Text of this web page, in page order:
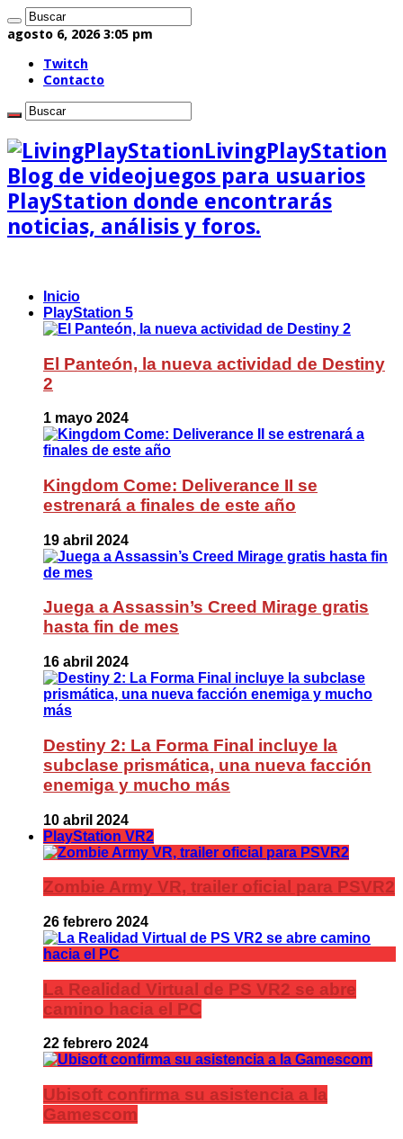
agosto 6, 2026 3:05 pm
Twitch
Contacto
LivingPlayStation
Blog de videojuegos para usuarios
PlayStation donde encontrarás
noticias, análisis y foros.
Inicio
PlayStation 5
El Panteón, la nueva actividad de Destiny
2
1 mayo 2024
Kingdom Come: Deliverance II se
estrenará a finales de este año
19 abril 2024
Juega a Assassin’s Creed Mirage gratis
hasta fin de mes
16 abril 2024
Destiny 2: La Forma Final incluye la
subclase prismática, una nueva facción
enemiga y mucho más
10 abril 2024
PlayStation VR2
Zombie Army VR, trailer oficial para PSVR2
26 febrero 2024
La Realidad Virtual de PS VR2 se abre
camino hacia el PC
22 febrero 2024
Ubisoft confirma su asistencia a la
Gamescom